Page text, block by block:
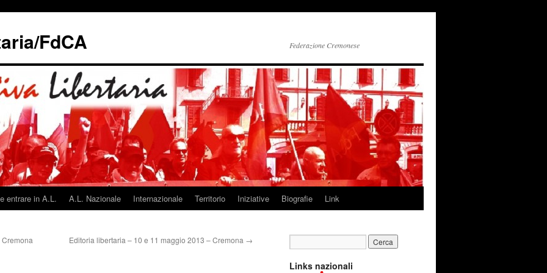
FdCA Federazione Cremonese
entrare in A.L. A.L. Nazionale Internazionale Territorio Iniziative Biografie Link
Editoria libertaria – 10 e 11 maggio 2013 – Cremona →
Links nazionali